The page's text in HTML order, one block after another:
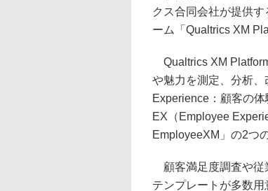
クス合同会社が提供
ーム「Qualtrics XM
Qualtrics XM
や魅力を測定、分析
Experience：顧客の
EX（Employee
EmployeeXM」の2つ
顧客満足度調査や従
テンプレートが多数